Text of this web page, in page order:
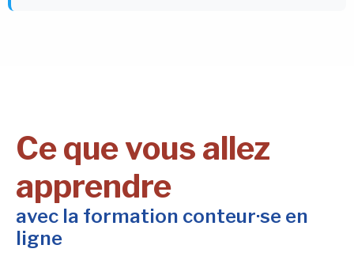
Ce que vous allez
apprendre
avec la formation conteur·se en
ligne